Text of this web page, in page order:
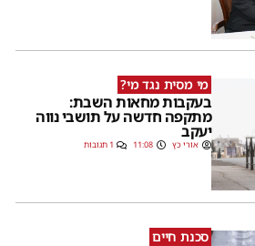
מי מסית נגד מי?
בעקבות מחאות השבת:
מתקפה חדשה על תושבי נווה
יעקב
אורי כץ 11:08 1 תגובות
סכנת חיים